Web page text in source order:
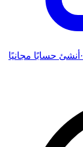
· أنشئ حسابًا مجانيًا